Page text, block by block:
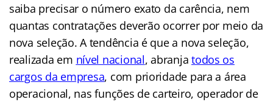
saiba precisar o número exato da carência, nem
quantas contratações deverão ocorrer por meio da
nova seleção. A tendência é que a nova seleção,
realizada em nível nacional, abranjatodos os
cargos da empresa, com prioridade para a área
operacional, nas funções de carteiro, operador de